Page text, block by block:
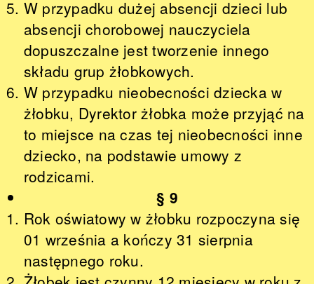
W przypadku dużej absencji dzieci lub
absencji chorobowej nauczyciela
dopuszczalne jest tworzenie innego
składu grup żłobkowych.
W przypadku nieobecności dziecka w
żłobku, Dyrektor żłobka może przyjąć na
to miejsce na czas tej nieobecności inne
dziecko, na podstawie umowy z
rodzicami.
§ 9
Rok oświatowy w żłobku rozpoczyna się
01 września a kończy 31 sierpnia
następnego roku.